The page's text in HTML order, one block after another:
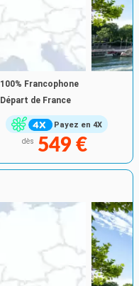
Payez en 4X
100% Francophone
Départ de France
dès 549 €